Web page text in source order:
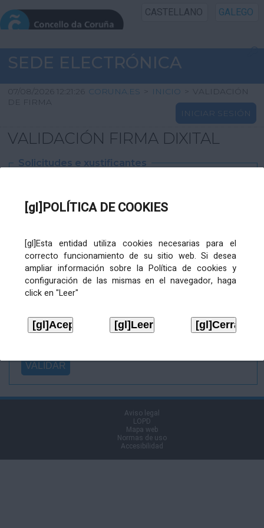
[gl]POLÍTICA DE COOKIES
[gl]Esta entidad utiliza cookies necesarias para el
correcto funcionamiento de su sitio web. Si desea
ampliar información sobre la Política de cookies y
configuración de las mismas en el navegador, haga
click en "Leer"
CASTELLANO GALEGO
INICIO SEDE
INICIO
INFORMACIÓN PÚBLICA
SEDE ELECTRÓNICA
07/08/2026 12:21:26 CORUNA.ES > INICIO >
VALIDACIÓN
DE FIRMA
INICIAR SESIÓN
VALIDACIÓN FIRMA DIXITAL
Solicitudes e xustificantes
XML
Ficheiros varios
Ficheiro
asinado:
firma (.p7s):
Aviso legal
LOPD
Mapa web
Normas de uso
Accesibilidad